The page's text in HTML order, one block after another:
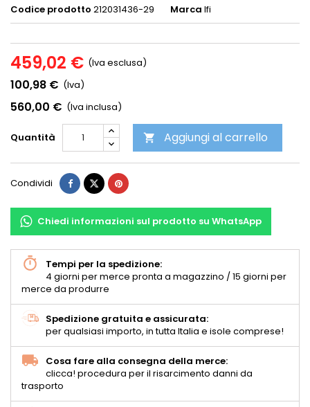
Codice prodotto 212031436-29 Marca Ifi
459,02 € (Iva esclusa)
100,98 € (Iva)
560,00 € (Iva inclusa)
Quantità  Aggiungi al carrello
Condividi
Chiedi informazioni sul prodotto su WhatsApp
Tempi per la spedizione:
4 giorni per merce pronta a magazzino / 15 giorni per
merce da produrre
Spedizione gratuita e assicurata:
per qualsiasi importo, in tutta Italia e isole comprese!
Cosa fare alla consegna della merce:
clicca! procedura per il risarcimento danni da
trasporto